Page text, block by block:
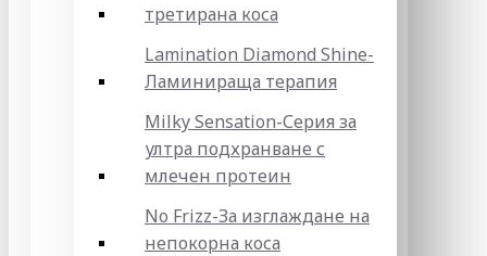
третирана коса
Lamination Diamond Shine-
Ламинираща терапия
Milky Sensation-Серия за
ултра подхранване с
млечен протеин
No Frizz-За изглаждане на
непокорна коса